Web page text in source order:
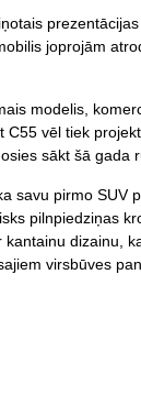
joprojām
modelis,
vēl tiek
sākt šā gada
savu pirmo SUV
pilnpiedziņas
dizainu,
virsbūves